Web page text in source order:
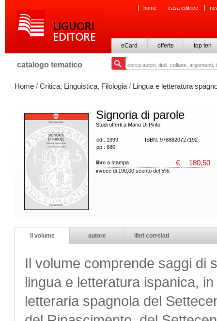
home casa editrice
eCard offerte top ten
catalogo tematico
Home / Critica, Linguistica, Filologia / Lingua e letteratura
Signoria di parole
Studi offerti a Mario Di Pinto
ed.: 1999
ISBN: 9788820727192
pp.: 680
libro a stampa € 180,50
invece di 190,00 sconto del 5%.
il volume autore libri correlati
Il volume comprende saggi di
lingua e letteratura ispanica,
letteraria spagnola del